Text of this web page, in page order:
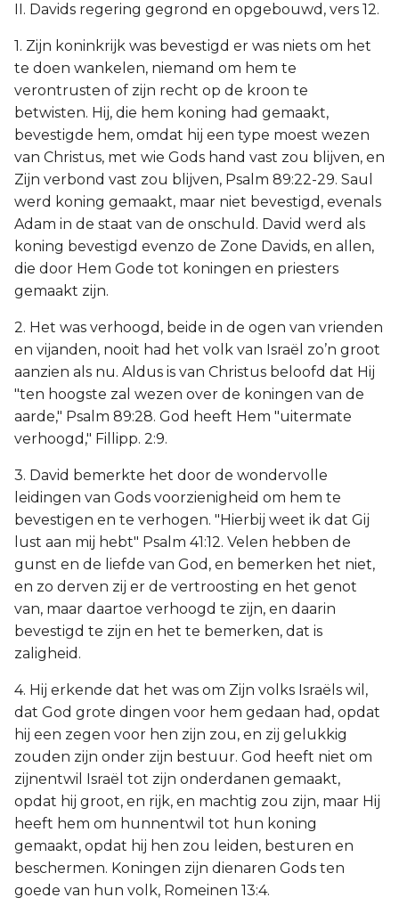
II. Davids regering gegrond en opgebouwd, vers 12.
1. Zijn koninkrijk was bevestigd er was niets om het
te doen wankelen, niemand om hem te
verontrusten of zijn recht op de kroon te
betwisten. Hij, die hem koning had gemaakt,
bevestigde hem, omdat hij een type moest wezen
van Christus, met wie Gods hand vast zou blijven, en
Zijn verbond vast zou blijven, Psalm 89:22-29. Saul
werd koning gemaakt, maar niet bevestigd, evenals
Adam in de staat van de onschuld. David werd als
koning bevestigd evenzo de Zone Davids, en allen,
die door Hem Gode tot koningen en priesters
gemaakt zijn.
2. Het was verhoogd, beide in de ogen van vrienden
en vijanden, nooit had het volk van Israël zo’n groot
aanzien als nu. Aldus is van Christus beloofd dat Hij
"ten hoogste zal wezen over de koningen van de
aarde," Psalm 89:28. God heeft Hem "uitermate
verhoogd," Fillipp. 2:9.
3. David bemerkte het door de wondervolle
leidingen van Gods voorzienigheid om hem te
bevestigen en te verhogen. "Hierbij weet ik dat Gij
lust aan mij hebt" Psalm 41:12. Velen hebben de
gunst en de liefde van God, en bemerken het niet,
en zo derven zij er de vertroosting en het genot
van, maar daartoe verhoogd te zijn, en daarin
bevestigd te zijn en het te bemerken, dat is
zaligheid.
4. Hij erkende dat het was om Zijn volks Israëls wil,
dat God grote dingen voor hem gedaan had, opdat
hij een zegen voor hen zijn zou, en zij gelukkig
zouden zijn onder zijn bestuur. God heeft niet om
zijnentwil Israël tot zijn onderdanen gemaakt,
opdat hij groot, en rijk, en machtig zou zijn, maar Hij
heeft hem om hunnentwil tot hun koning
gemaakt, opdat hij hen zou leiden, besturen en
beschermen. Koningen zijn dienaren Gods ten
goede van hun volk, Romeinen 13:4.